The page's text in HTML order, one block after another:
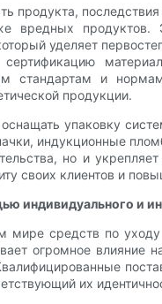
продукта,
вредных
уделяет
сертификацию
стандартам и
продукции.
упаковку
индукционные
но и
своих клиентов и
индивидуального и
мире средств по
огромное
их